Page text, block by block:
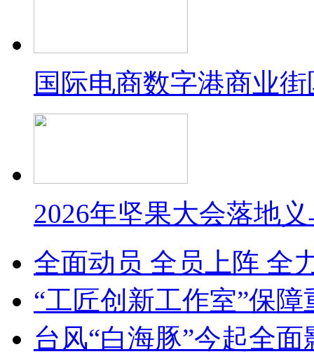
国际电商数字港商业
2026年坚果大会落地
全面动员 全员上阵 全
“工匠创新工作室”保
台风“白海豚”今起全面